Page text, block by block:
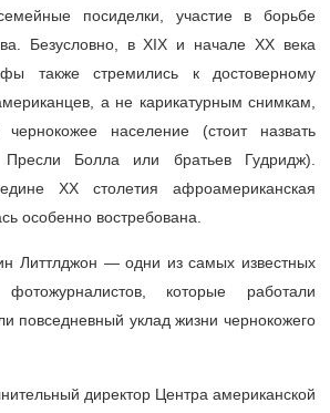
посиделки, участие в борьбе
Безусловно, в XIX и начале XX века
также стремились к достоверному
а не карикатурным снимкам,
население (стоит назвать
Болла или братьев Гудридж).
XX столетия афроамериканская
особенно востребована.
Литтлджон — одни из самых известных
фотожурналистов, которые работали
повседневный уклад жизни чернокожего
директор Центра американской